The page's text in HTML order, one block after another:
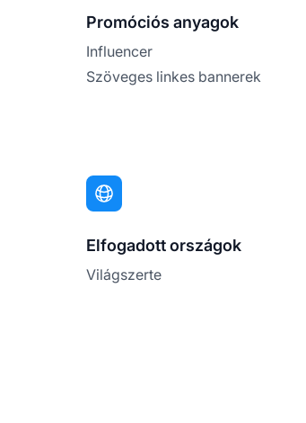
Promóciós anyagok
Influencer
Szöveges linkes bannerek
Elfogadott országok
Világszerte